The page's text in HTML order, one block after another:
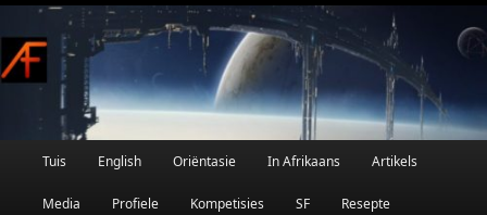
Skip
to
primary
content
Afrikaanse Wetenskapfiksie en Fantasie
Main
Tuis English Oriëntasie In Afrikaans Artikels
Media Profiele Kompetisies SF Resepte